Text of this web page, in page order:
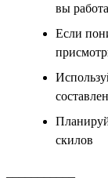
вы
Если
скилов